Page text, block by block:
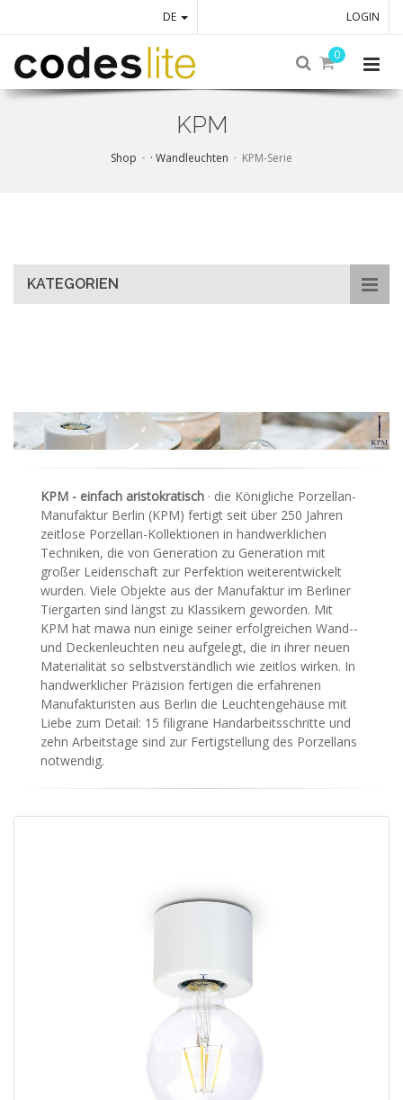
LOGIN
DE
0
KPM
Shop · Wandleuchten KPM-Serie
KATEGORIEN
KPM - einfach aristokratisch · die Königliche Porzellan-
Manufaktur Berlin (KPM) fertigt seit über 250 Jahren
zeitlose Porzellan-Kollektionen in handwerklichen
Techniken, die von Generation zu Generation mit
großer Leidenschaft zur Perfektion weiterent­wickelt
wurden. Viele Objekte aus der Manufaktur im Berliner
Tiergarten sind längst zu Klassikern geworden. Mit
KPM hat mawa nun einige seiner erfolgreichen Wand-­
und Deckenleuchten neu aufgelegt, die in ihrer neuen
Materialität so selbstverständlich wie zeitlos wirken. In
handwerklicher Präzision fertigen die erfahrenen
Manufakturisten aus Berlin die Leuchtengehäuse mit
Liebe zum Detail: 15 filigrane Handarbeitsschritte und
zehn Arbeitstage sind zur Fertigstellung des Porzellans
notwendig.